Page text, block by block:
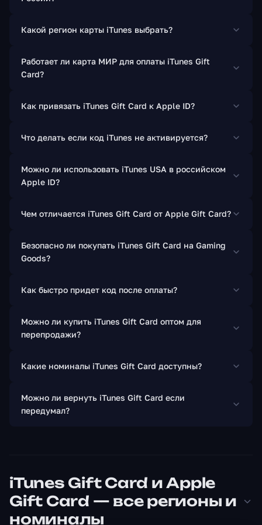
Какой регион карты iTunes выбрать?
Работает ли карта МИР для оплаты iTunes Gift
Card?
Как привязать iTunes Gift Card к Apple ID?
Что делать если код iTunes не активируется?
Можно ли использовать iTunes USA в российском
Apple ID?
Чем отличается iTunes Gift Card от Apple Gift Card?
Безопасно ли покупать iTunes Gift Card на Gaming
Goods?
Как быстро придет код после оплаты?
Можно ли купить iTunes Gift Card оптом для
перепродажи?
Какие номиналы iTunes Gift Card доступны?
Можно ли вернуть iTunes Gift Card если
передумал?
iTunes Gift Card и Apple
Gift Card — все регионы и
номиналы